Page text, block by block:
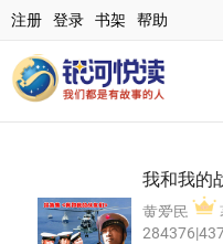
注册 登录 书架 帮助
我和我的
黄爱民